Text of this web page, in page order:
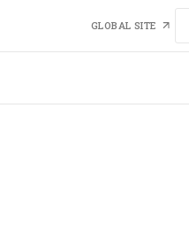
GLOBAL SITE